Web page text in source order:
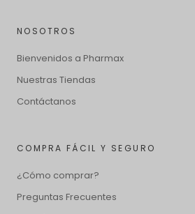
NOSOTROS
Bienvenidos a Pharmax
Nuestras Tiendas
Contáctanos
COMPRA FÁCIL Y SEGURO
¿Cómo comprar?
Preguntas Frecuentes